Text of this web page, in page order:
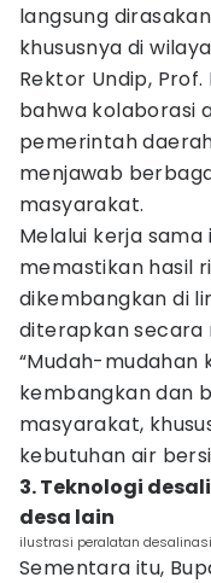
langsung
khususnya di
Rektor Undip,
bahwa kolaborasi
pemerintah
menjawab
masyarakat.
Melalui kerja
memastikan hasil
dikembangkan di
diterapkan secara
“Mudah-mudahan
kembangkan dan
masyarakat,
kebutuhan air
3. Teknologi
desa lain
ilustrasi peralatan
Sementara itu,